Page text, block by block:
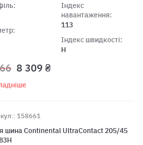
Індекс
навантаження:
113
Індекс швидкості:
H
8 309 ₴
158661
шина Continental UltraContact 205/45